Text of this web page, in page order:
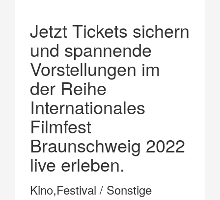
Jetzt Tickets sichern
und spannende
Vorstellungen im
der Reihe
Internationales
Filmfest
Braunschweig 2022
live erleben.
Kino,Festival / Sonstige